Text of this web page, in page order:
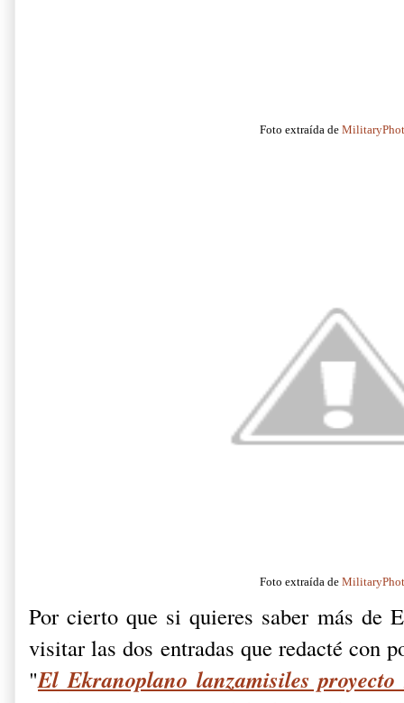
Foto extraída de
Foto extraída de
Por cierto que si quieres saber más de
visitar las dos entradas que redacté con
"El Ekranoplano lanzamisiles